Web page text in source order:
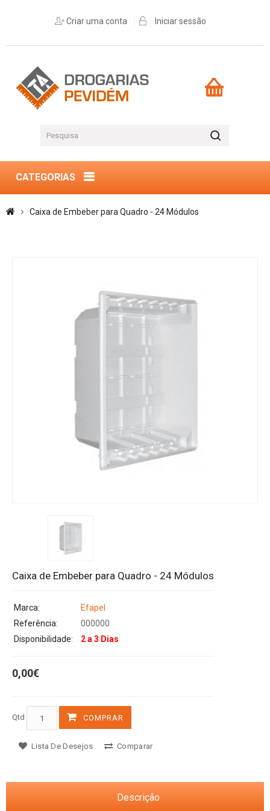
Criar uma conta Iniciar sessão
CATEGORIAS
Caixa de Embeber para Quadro - 24 Módulos
Caixa de Embeber para Quadro - 24 Módulos
Marca:
Efapel
Referência:
000000
Disponibilidade:
2 a 3 Dias
0,00€
Qtd COMPRAR
Lista De Desejos Comparar
Descrição